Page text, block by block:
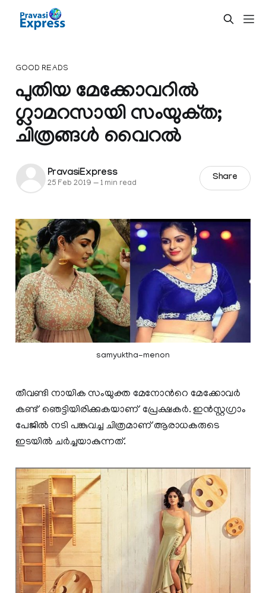
GOOD READS
പുതിയ മേക്കോവറിൽ
ഗ്ലാമറസായി സംയുക്‌ത;
ചിത്രങ്ങൾ വൈറൽ
PravasiExpress
25 Feb 2019 —1 min read
Share
samyuktha-menon
തീവണ്ടി നായിക സംയുക്ത മേനോന്‍റെ മേക്കോവര്‍
കണ്ട് ഞെട്ടിയിരിക്കുകയാണ് പ്രേക്ഷകര്‍. ഇന്‍സ്റ്റഗ്രാം
പേജില്‍ നടി പങ്കുവച്ച ചിത്രമാണ് ആരാധകരുടെ
ഇടയില്‍ ചര്‍ച്ചയാകുന്നത്.